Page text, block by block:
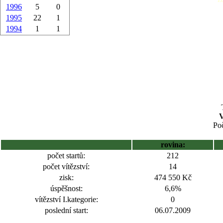
1996
5
0
1995
22
1
1994
1 1
rovina:
počet startů:
212
počet vítězství:
14
zisk:
474 550 Kč
úspěšnost:
6,6%
vítězství I.kategorie:
0
poslední start:
06.07.2009